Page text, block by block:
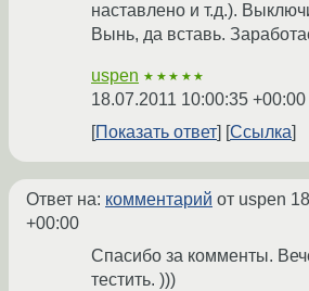
наставлено и т.д.).
Вынь, да вставь.
uspen ★★★★★
18.07.2011 10:00:35 +00:00
Показать ответ
Ссылка
Ответ на: комментарий от uspen
+00:00
Спасибо за комменты.
тестить. )))